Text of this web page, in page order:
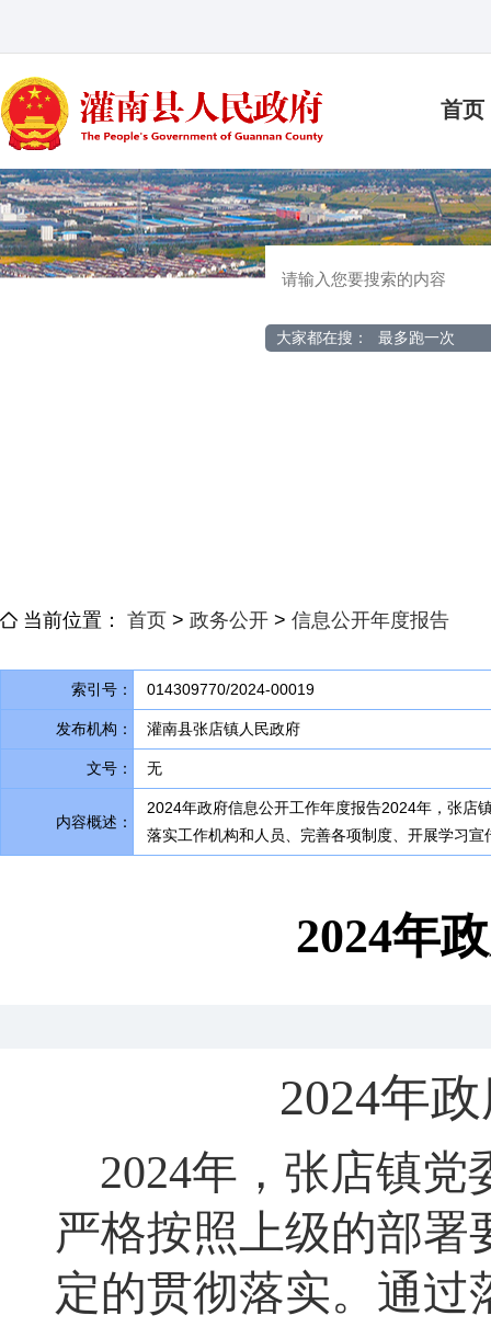
首页
大家都在搜： 最多跑一次
当前位置： 首页 > 政务公开 > 信息公开年度报告
索引号： 014309770/2024-00019
发布机构： 灌南县张店镇人民政府
文号： 无
内容概述：
2024年政府信息公开工作年度报告2024年， 张店
落实工作机构和人员、完善各项制度、开展学习
2024年
2024年
2024年 ， 张店镇党
严格按照上级的部署
定的贯彻落实。 通过